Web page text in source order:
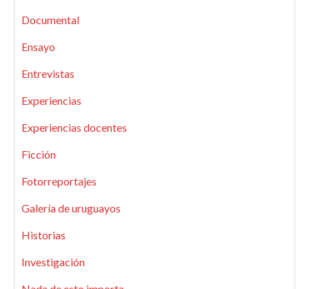
Documental
Ensayo
Entrevistas
Experiencias
Experiencias docentes
Ficción
Fotorreportajes
Galería de uruguayos
Historias
Investigación